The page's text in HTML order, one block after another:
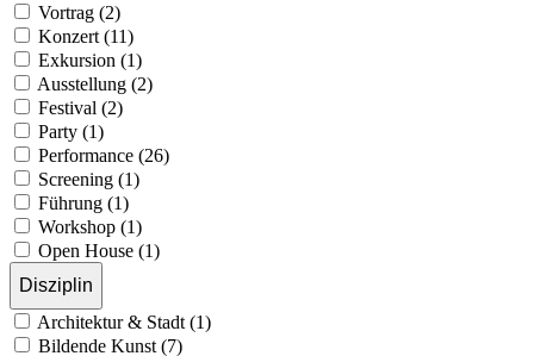
Vortrag (2)
Konzert (11)
Exkursion (1)
Ausstellung (2)
Festival (2)
Party (1)
Performance (26)
Screening (1)
Führung (1)
Workshop (1)
Open House (1)
Disziplin
Architektur & Stadt (1)
Bildende Kunst (7)